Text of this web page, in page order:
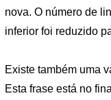
nova. O número de
inferior foi reduzido
Existe também uma
Esta frase está no